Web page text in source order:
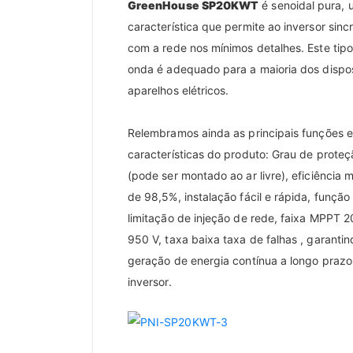
GreenHouse SP20KWT é senoidal pura,
característica que permite ao inversor
com a rede nos mínimos detalhes. Este
onda é adequado para a maioria dos
aparelhos elétricos.
Relembramos ainda as principais funções e
características do produto: Grau de
(pode ser montado ao ar livre), eficiência
de 98,5%, instalação fácil e rápida, função
limitação de injeção de rede, faixa MPPT
950 V, taxa baixa taxa de falhas ,
geração de energia contínua a longo
inversor.